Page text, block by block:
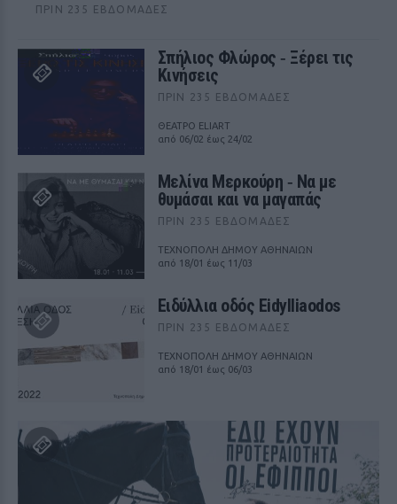
ΠΡΙΝ 235 ΕΒΔΟΜΆΔΕΣ
Σπήλιος Φλώρος ‑ Ξέρει τις
Κινήσεις
ΠΡΙΝ 235 ΕΒΔΟΜΆΔΕΣ
ΘΕΑΤΡΟ ELIART
από 06/02 έως 24/02
Μελίνα Μερκούρη ‑ Να με
θυμάσαι και να μαγαπάς
ΠΡΙΝ 235 ΕΒΔΟΜΆΔΕΣ
ΤΕΧΝΟΠΟΛΗ ΔΗΜΟΥ ΑΘΗΝΑΙΩΝ
από 18/01 έως 11/03
Ειδύλλια οδός Eidylliaodos
ΠΡΙΝ 235 ΕΒΔΟΜΆΔΕΣ
ΤΕΧΝΟΠΟΛΗ ΔΗΜΟΥ ΑΘΗΝΑΙΩΝ
από 18/01 έως 06/03